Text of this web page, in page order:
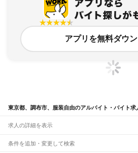
アプリを無料ダウ
東京都、調布市、服装自由のアルバイト・バイト求
求人の詳細を表示
条件を追加・変更して検索